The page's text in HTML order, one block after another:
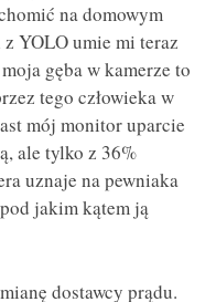
na domowym
YOLO umie mi teraz
gęba w kamerze to
tego człowieka w
mój monitor uparcie
ale tylko z 36%
uznaje na pewniaka
jakim kątem ją
dostawcy prądu.